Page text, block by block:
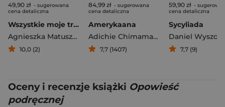
49,90 zł - sugerowana
cena detaliczna
Wszystkie moje troski
Agnieszka Matuszewska
10,0 (2)
84,99 zł - sugerowana
cena detaliczna
Amerykaana
Adichie Chimamanda Ngozi
7,7 (1407)
59,90 zł -
cena detaliczna
Sycyliada
7,7 (9)
Oceny i recenzje książki Opowieść
podręcznej